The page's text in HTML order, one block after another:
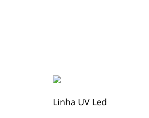
Linha UV Led